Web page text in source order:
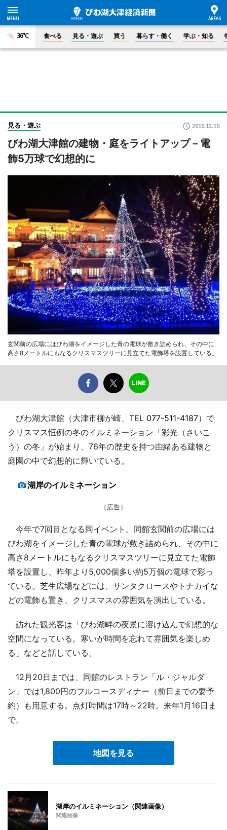
36°C 食べる 見る・遊ぶ 買う 暮らす・働く 学ぶ・知る
見る・遊ぶ 2010.12.10
びわ湖大津館の建物・庭をライトアップ－電
飾5万球で幻想的に
玄関前の広場にはびわ湖をイメージした青の電球が敷き詰められ、その中に
高さ8メートルにもなるクリスマスツリーに見立てた電飾塔を設置している。
びわ湖大津館（大津市柳が崎、TEL 077-511-4187）で
クリスマス恒例の冬のイルミネーション「彩光（さいこ
う）の冬」が始まり、76年の歴史を持つ由緒ある建物と
庭園の中で幻想的に輝いている。
湖岸のイルミネーション
［広告］
今年で7回目となる同イベント。同館玄関前の広場には
びわ湖をイメージした青の電球が敷き詰められ、その中に
高さ8メートルにもなるクリスマスツリーに見立てた電飾
塔を設置し、昨年より5,000個多い約5万個の電球で彩っ
ている。芝生広場などには、サンタクロースやトナカイな
どの電飾も置き、クリスマスの雰囲気を演出している。
訪れた観光客は「びわ湖畔の夜景に溶け込んで幻想的な
空間になっている。寒いが時間を忘れて雰囲気を楽しめ
る」などと話している。
12月20日までは、同館のレストラン「ル・ジャルダ
ン」では1,800円のフルコースディナー（前日までの要予
約）も用意する。点灯時間は17時～22時。来年1月16日ま
で。
地図を見る
湖岸のイルミネーション（関連画像）
関連画像